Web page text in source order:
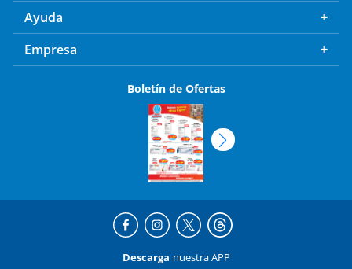
Ayuda
Empresa
Boletín de Ofertas
Descarga nuestra APP